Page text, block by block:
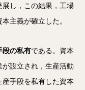
し，この結果，工場
主義が確立した。
段の私有である。資本
が設立され，生産活動
手段を私有した資本